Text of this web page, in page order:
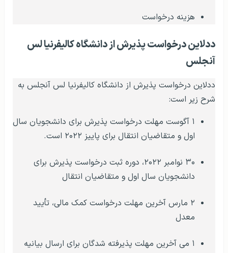
هزینه درخواست
ددلاین درخواست پذیرش از دانشگاه کالیفرنیا لس
آنجلس
ددلاین درخواست پذیرش از دانشگاه کالیفرنیا لس آنجلس به
شرح زیر است:
۱ آگوست مهلت درخواست پذیرش برای دانشجویان سال
اول و متقاضیان انتقال برای پاییز ۲۰۲۲ است.
۳۰ نوامبر ۲۰۲۲، دوره ثبت درخواست پذیرش برای
دانشجویان سال اول و متقاضیان انتقال
۲ مارس آخرین مهلت درخواست کمک مالی، تأیید
معدل
۱ می آخرین مهلت پذیرفته شدگان برای ارسال بیانیه